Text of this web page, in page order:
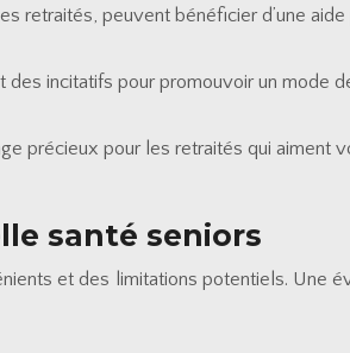
retraités, peuvent bénéficier d’une
incitatifs pour promouvoir un mode
précieux pour les retraités qui aiment
santé seniors
et des limitations potentiels. Une